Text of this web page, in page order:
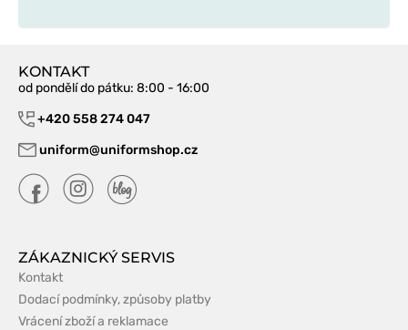
KONTAKT
od pondělí do pátku: 8:00 - 16:00
+420 558 274 047
uniform@uniformshop.cz
ZÁKAZNICKÝ SERVIS
Kontakt
Dodací podmínky, způsoby platby
Vrácení zboží a reklamace